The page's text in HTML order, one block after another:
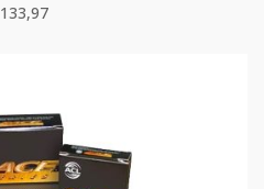
133,97